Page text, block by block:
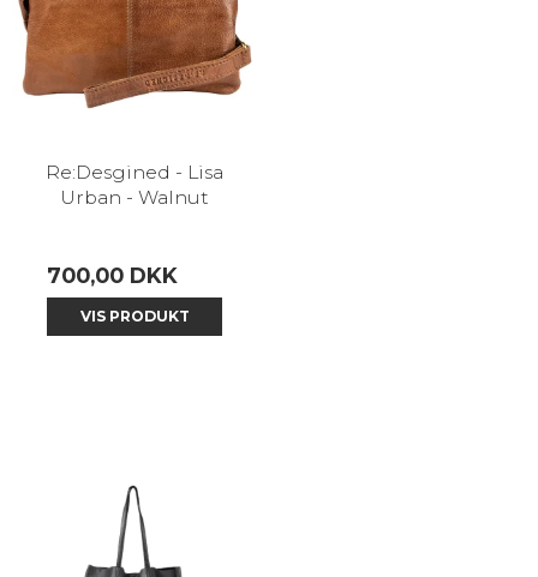
Re:Desgined - Lisa
Urban - Walnut
700,00 DKK
VIS PRODUKT